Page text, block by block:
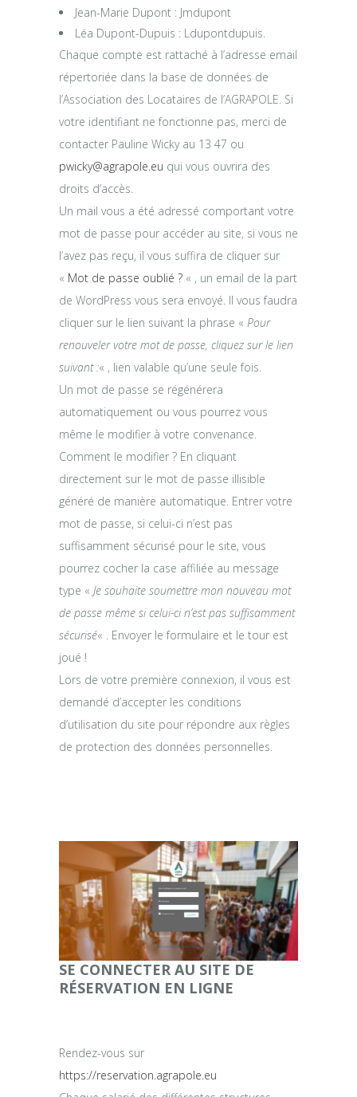
Jean-Marie Dupont : Jmdupont
Léa Dupont-Dupuis : Ldupontdupuis.
Chaque compte est rattaché à l’adresse email
répertoriée dans la base de données de
l’Association des Locataires de l’AGRAPOLE. Si
votre identifiant ne fonctionne pas, merci de
contacter Pauline Wicky au 13 47 ou
pwicky@agrapole.eu qui vous ouvrira des
droits d’accès.
Un mail vous a été adressé comportant votre
mot de passe pour accéder au site, si vous ne
l’avez pas reçu, il vous suffira de cliquer sur
« Mot de passe oublié ? « , un email de la part
de WordPress vous sera envoyé. Il vous faudra
cliquer sur le lien suivant la phrase « Pour
renouveler votre mot de passe, cliquez sur le lien
suivant :« , lien valable qu’une seule fois.
Un mot de passe se régénérera
automatiquement ou vous pourrez vous
même le modifier à votre convenance.
Comment le modifier ? En cliquant
directement sur le mot de passe illisible
généré de manière automatique. Entrer votre
mot de passe, si celui-ci n’est pas
suffisamment sécurisé pour le site, vous
pourrez cocher la case affiliée au message
type « Je souhaite soumettre mon nouveau mot
de passe même si celui-ci n’est pas suffisamment
sécurisé« . Envoyer le formulaire et le tour est
joué !
Lors de votre première connexion, il vous est
demandé d’accepter les conditions
d’utilisation du site pour répondre aux règles
de protection des données personnelles.
SE CONNECTER AU SITE DE
RÉSERVATION EN LIGNE
Rendez-vous sur
https://reservation.agrapole.eu